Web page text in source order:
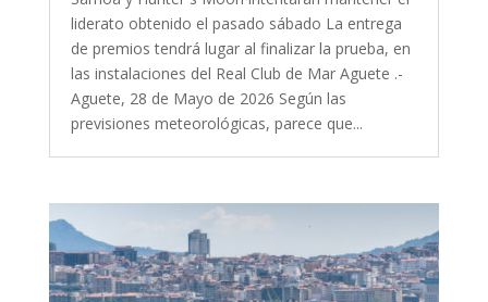
liderato obtenido el pasado sábado La entrega
de premios tendrá lugar al finalizar la prueba, en
las instalaciones del Real Club de Mar Aguete .-
Aguete, 28 de Mayo de 2026 Según las
previsiones meteorológicas, parece que...